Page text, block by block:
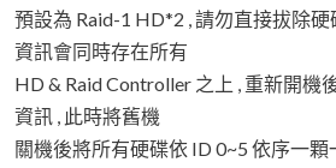
預設為 Raid-1 HD*2 , 請勿直接拔除硬
資訊會同時存在所有
HD & Raid Controller 之上 , 重新開機
資訊 , 此時將舊機
關機後將所有硬碟依 ID 0~5 依序一顆